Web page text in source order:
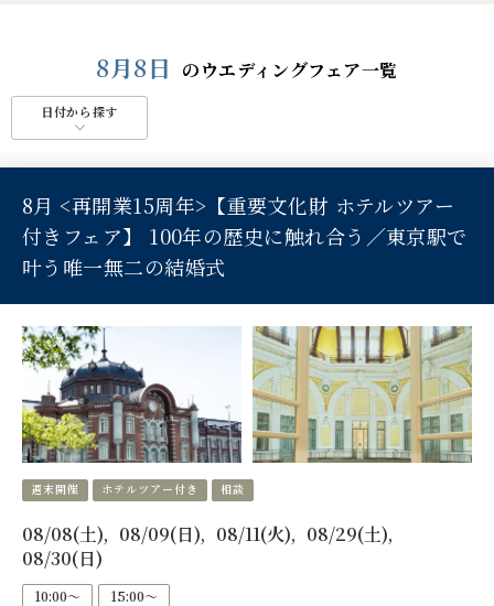
8月8日 のウエディングフェア一覧
日付から探す
8月 <再開業15周年>【重要文化財 ホテルツアー
付きフェア】 100年の歴史に触れ合う／東京駅で
叶う唯一無二の結婚式
週末開催 ホテルツアー付き 相談
08/08(土) 08/09(日) 08/11(火)
08/29(土)
08/30(日)
10:00〜 15:00〜